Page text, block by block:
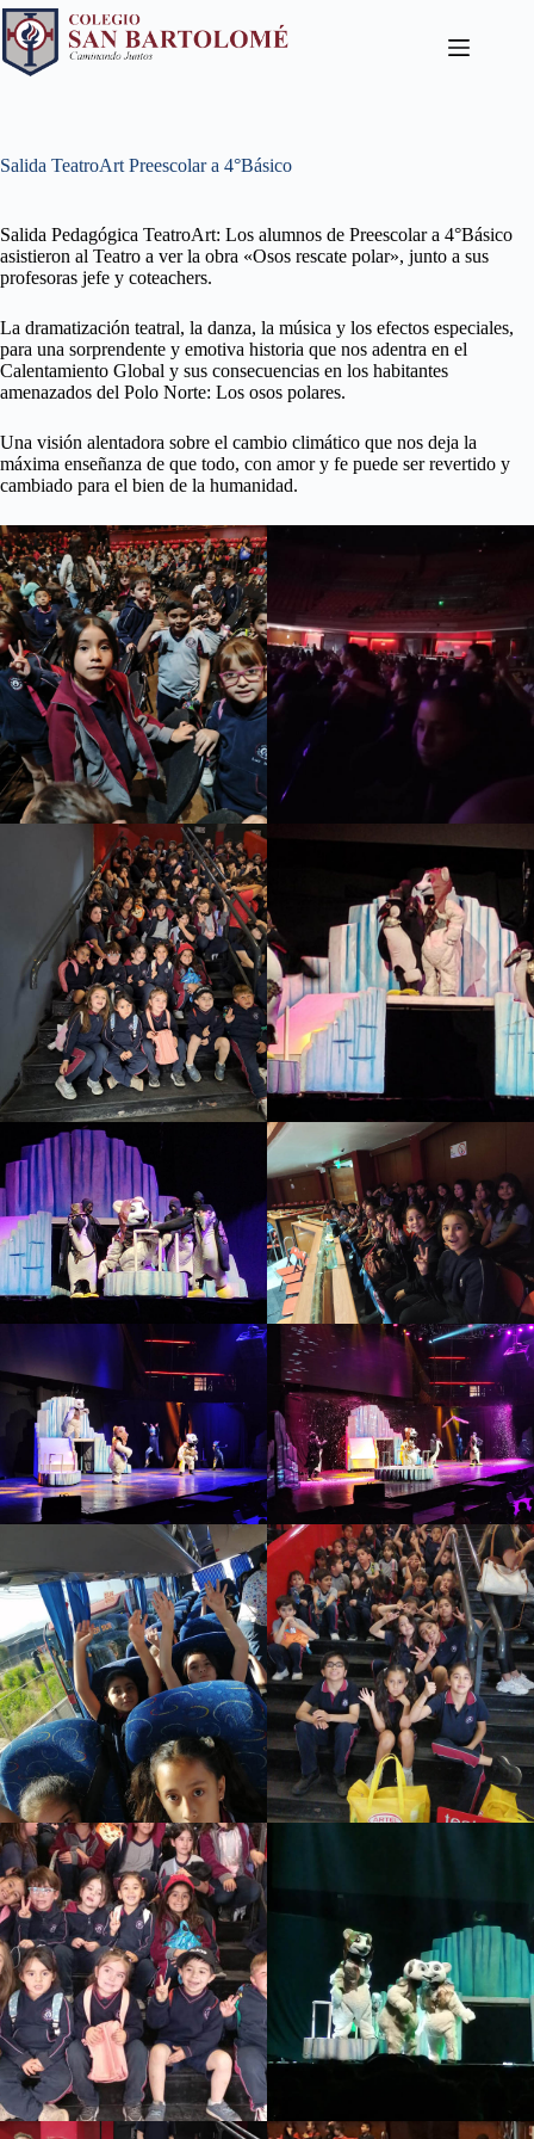
Salida TeatroArt Preescolar a 4°Básico
Salida Pedagógica TeatroArt: Los alumnos de Preescolar a 4°Básico
asistieron al Teatro a ver la obra «Osos rescate polar», junto a sus
profesoras jefe y coteachers.
La dramatización teatral, la danza, la música y los efectos especiales,
para una sorprendente y emotiva historia que nos adentra en el
Calentamiento Global y sus consecuencias en los habitantes
amenazados del Polo Norte: Los osos polares.
Una visión alentadora sobre el cambio climático que nos deja la
máxima enseñanza de que todo, con amor y fe puede ser revertido y
cambiado para el bien de la humanidad.